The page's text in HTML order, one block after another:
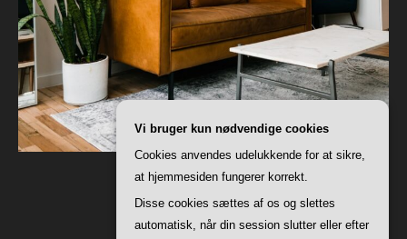
Vi bruger kun nødvendige cookies
Cookies anvendes udelukkende for at sikre,
at hjemmesiden fungerer korrekt.
Disse cookies sættes af os og slettes
automatisk, når din session slutter eller efter